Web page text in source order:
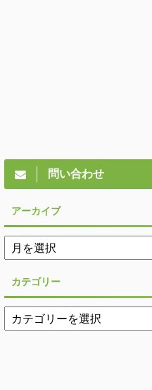
問い合わせ
アーカイブ
カテゴリー